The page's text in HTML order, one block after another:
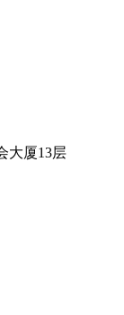
大厦13层